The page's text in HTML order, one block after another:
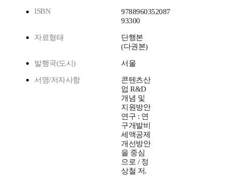
ISBN
9788960352087
93300
자료형태
단행본
(다권본)
발행국(도시) 서울
서명/저자사항
콘텐츠산
업 R&D
개념 및
지원방안
연구 : 연
구개발비
세액공제
개선방안
을 중심
으로 / 정
상철 저.